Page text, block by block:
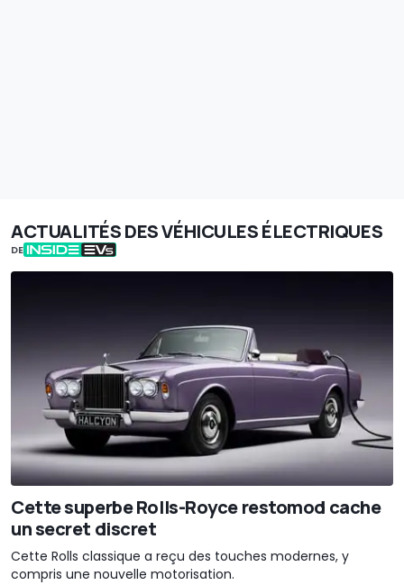
ACTUALITÉS DES VÉHICULES ÉLECTRIQUES
DE
Cette superbe Rolls-Royce restomod cache
un secret discret
Cette Rolls classique a reçu des touches modernes, y
compris une nouvelle motorisation.